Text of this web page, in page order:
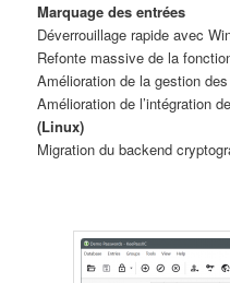
Marquage des entrées
Déverrouillage rapide avec
Refonte massive de la
Amélioration de la gestion
Amélioration de l’intégration
(Linux)
Migration du backend